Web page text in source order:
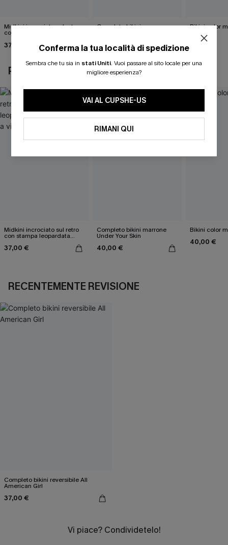
Midkini incrociato sul retro
con stampa leopardata
37,00 €
Completo bikini marrone
40,00 €
Bikini color
40,00 €
POTREBBE INTERESSARTI ANCHE
Midkini incrociato sul retro
con stampa leopardata
37,00 €
Completo bikini marrone
Under Your Skin
40,00 €
Bikini color
40,00 €
RECENTEMENTE REVISIONE
Completo bikini reversibile All
American Girl
37,00 €
Vi piace? Condividetelo!
Conferma la tua località di spedizione
Sembra che tu sia in stati Uniti. Vuoi passare al sito locale per una
migliore esperienza?
VAI AL CUPSHE-US
RIMANI QUI